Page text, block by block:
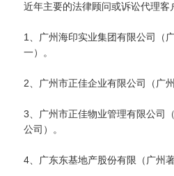
近年主要的法律顾问或诉讼代理客
1、广州海印实业集团有限公司（
一）。
2、广州市正佳企业有限公司（广州
3、广州市正佳物业管理有限公司
公司）。
4、广东东基地产股份有限（广州